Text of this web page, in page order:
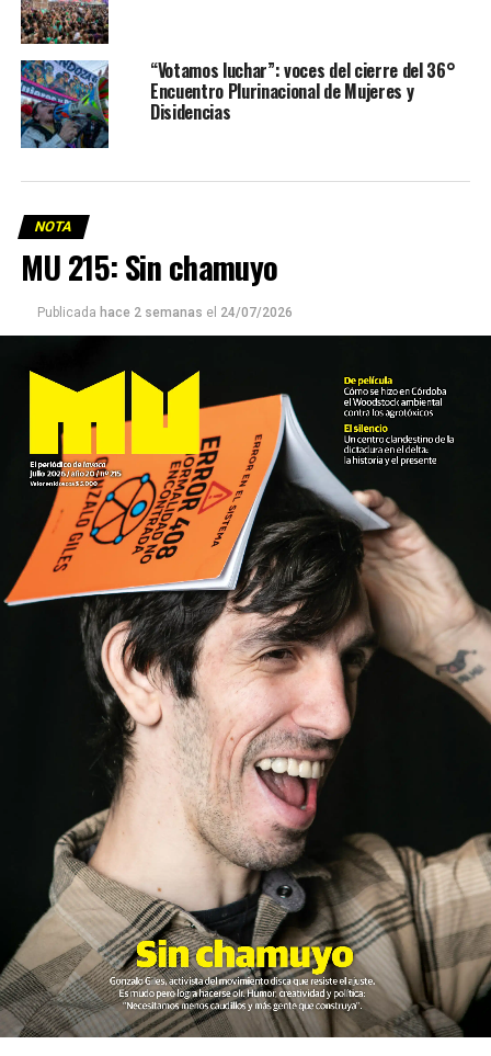
“Votamos luchar”: voces del cierre del 36°
Encuentro Plurinacional de Mujeres y
Disidencias
NOTA
MU 215: Sin chamuyo
Publicada hace 2 semanas el 24/07/2026